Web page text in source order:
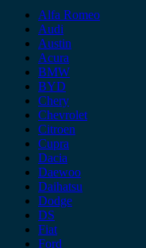
Alfa Romeo
Audi
Austin
Acura
BMW
BYD
Chery
Chevrolet
Citroen
Cupra
Dacia
Daewoo
Daihatsu
Dodge
DS
Fiat
Ford